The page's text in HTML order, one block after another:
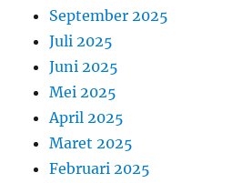
September 2025
Juli 2025
Juni 2025
Mei 2025
April 2025
Maret 2025
Februari 2025